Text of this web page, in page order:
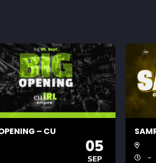
– CU
05
SEP -